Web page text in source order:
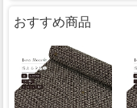
おすすめ商品